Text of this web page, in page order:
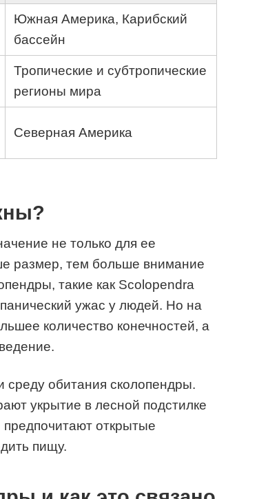
Южная Америка, Карибский
бассейн
Тропические и субтропические
регионы мира
Северная Америка
не только для ее
размер, тем больше внимание
такие как Scolopendra
ужас у людей. Но на
количество конечностей, а
среду обитания сколопендры.
укрытие в лесной подстилке
открытые
пищу.